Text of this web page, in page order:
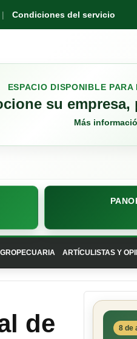
Condiciones del servicio
ESPACIO DISPONIBLE PARA
su
Más
ARTÍCULISTAS Y
de
8 de